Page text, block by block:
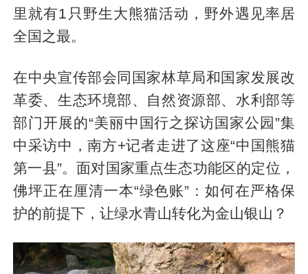
里就有1只野生大熊猫活动，野外遇见率居
全国之最。
在中央宣传部会同国家林草局和国家发展改
革委、生态环境部、自然资源部、水利部等
部门开展的“美丽中国行之探访国家公园”集
中采访中，南方+记者走进了这座“中国熊猫
第一县”。面对国家重点生态功能区的定位，
佛坪正在厘清一本“绿色账”：如何在严格保
护的前提下，让绿水青山转化为金山银山？